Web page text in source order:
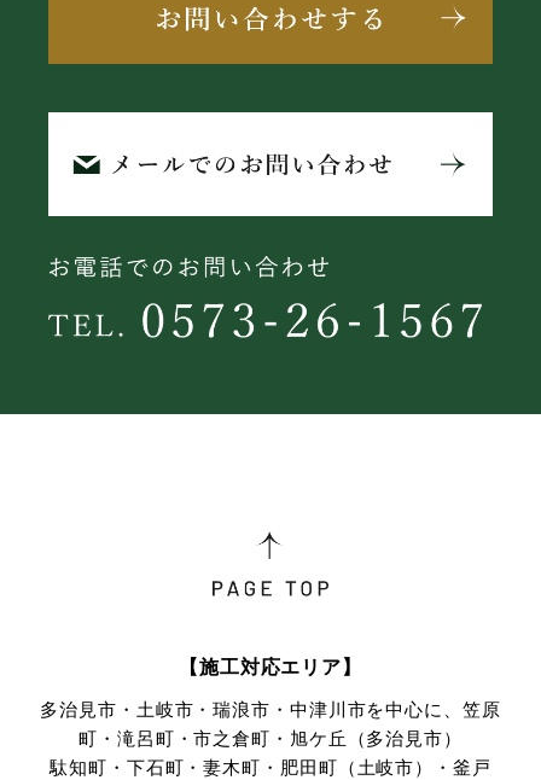
【施工対応エリア】
多治見市・土岐市・瑞浪市・中津川市を中心に、笠原
町・滝呂町・市之倉町・旭ケ丘（多治見市）
駄知町・下石町・妻木町・肥田町（土岐市）・釜戸